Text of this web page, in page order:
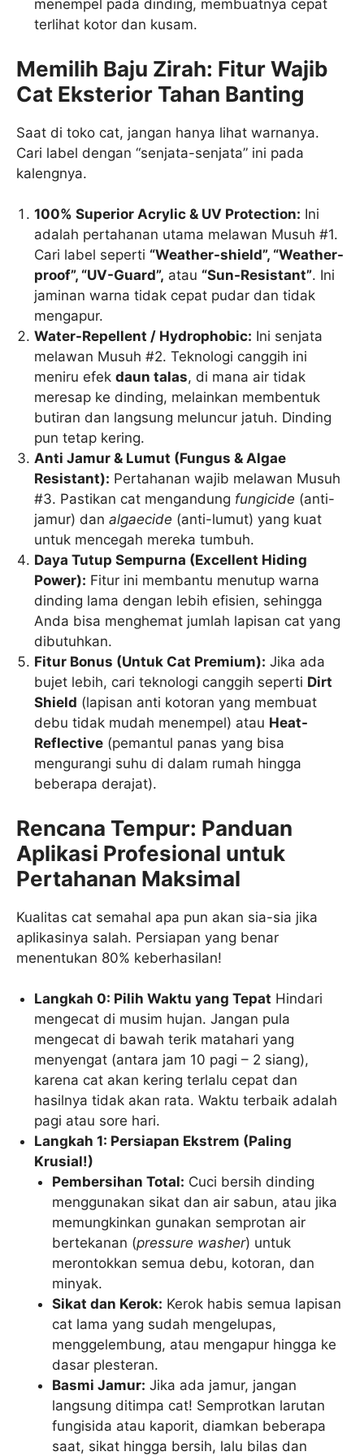
menempel pada dinding, membuatnya cepat
terlihat kotor dan kusam.
Memilih Baju Zirah: Fitur Wajib
Cat Eksterior Tahan Banting
Saat di toko cat, jangan hanya lihat warnanya.
Cari label dengan “senjata-senjata” ini pada
kalengnya.
100% Superior Acrylic & UV Protection: Ini
adalah pertahanan utama melawan Musuh #1.
Cari label seperti “Weather-shield”, “Weather-
proof”, “UV-Guard”, atau “Sun-Resistant”. Ini
jaminan warna tidak cepat pudar dan tidak
mengapur.
Water-Repellent / Hydrophobic: Ini senjata
melawan Musuh #2. Teknologi canggih ini
meniru efekdaun talas, di mana air tidak
meresap ke dinding, melainkan membentuk
butiran dan langsung meluncur jatuh. Dinding
pun tetap kering.
Anti Jamur & Lumut (Fungus & Algae
Resistant): Pertahanan wajib melawan Musuh
#3. Pastikan cat mengandung fungicide (anti-
jamur) danalgaecide (anti-lumut) yang kuat
untuk mencegah mereka tumbuh.
Daya Tutup Sempurna (Excellent Hiding
Power): Fitur ini membantu menutup warna
dinding lama dengan lebih efisien, sehingga
Anda bisa menghemat jumlah lapisan cat yang
dibutuhkan.
Fitur Bonus (Untuk Cat Premium): Jika ada
bujet lebih, cari teknologi canggih seperti Dirt
Shield (lapisan anti kotoran yang membuat
debu tidak mudah menempel) atau Heat-
Reflective (pemantul panas yang bisa
mengurangi suhu di dalam rumah hingga
beberapa derajat).
Rencana Tempur: Panduan
Aplikasi Profesional untuk
Pertahanan Maksimal
Kualitas cat semahal apa pun akan sia-sia jika
aplikasinya salah. Persiapan yang benar
menentukan 80% keberhasilan!
Langkah 0: Pilih Waktu yang Tepat Hindari
mengecat di musim hujan. Jangan pula
mengecat di bawah terik matahari yang
menyengat (antara jam 10 pagi – 2 siang),
karena cat akan kering terlalu cepat dan
hasilnya tidak akan rata. Waktu terbaik adalah
pagi atau sore hari.
Langkah 1: Persiapan Ekstrem (Paling
Krusial!)
Pembersihan Total: Cuci bersih dinding
menggunakan sikat dan air sabun, atau jika
memungkinkan gunakan semprotan air
bertekanan (pressure washer) untuk
merontokkan semua debu, kotoran, dan
minyak.
Sikat dan Kerok: Kerok habis semua lapisan
cat lama yang sudah mengelupas,
menggelembung, atau mengapur hingga ke
dasar plesteran.
Basmi Jamur: Jika ada jamur, jangan
langsung ditimpa cat! Semprotkan larutan
fungisida atau kaporit, diamkan beberapa
saat, sikat hingga bersih, lalu bilas dan